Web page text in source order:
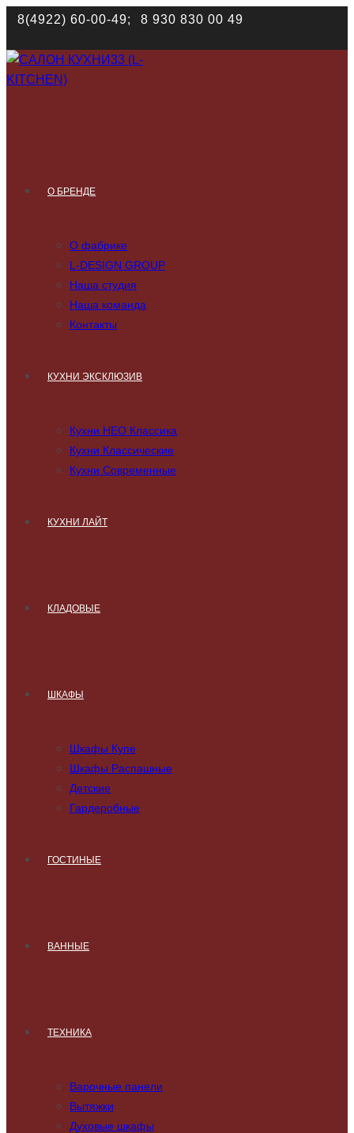
8(4922) 60-00-49; 8 930 830 00 49
О БРЕНДЕ
О фабрике
L-DESIGN GROUP
Наша студия
Наша команда
Контакты
КУХНИ ЭКСКЛЮЗИВ
Кухни НЕО Классика
Кухни Классические
Кухни Современные
КУХНИ ЛАЙТ
КЛАДОВЫЕ
ШКАФЫ
Шкафы Купе
Шкафы Распашные
Детские
Гардеробные
ГОСТИНЫЕ
ВАННЫЕ
ТЕХНИКА
Варочные панели
Вытяжки
Духовые шкафы
Наш сайт использует файлы cookies. Продолжая им